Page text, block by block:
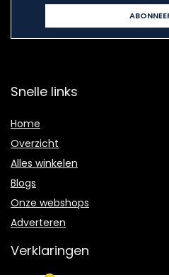
Snelle links
Home
Overzicht
Alles winkelen
Blogs
Onze webshops
Adverteren
Verklaringen